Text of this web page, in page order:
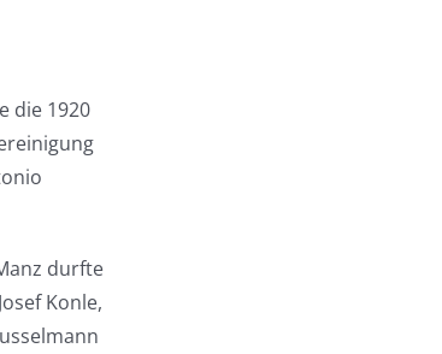
die 1920
durfte
Konle,